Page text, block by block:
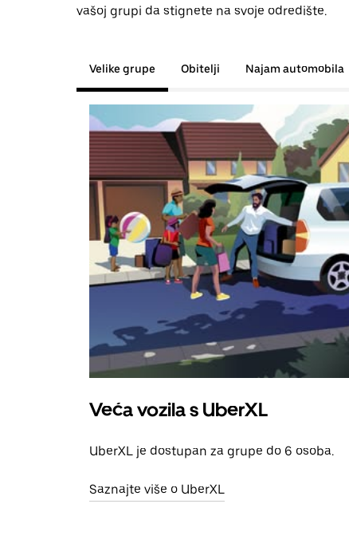
vašoj grupi da stignete na svoje odredište.
Velike grupe Obitelji Najam automobila
Veća vozila s UberXL
UberXL je dostupan za grupe do 6 osoba.
Saznajte više o UberXL